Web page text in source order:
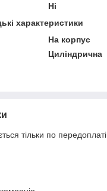
Ні
характеристики
На корпус
Циліндрична
тільки по передоплаті.